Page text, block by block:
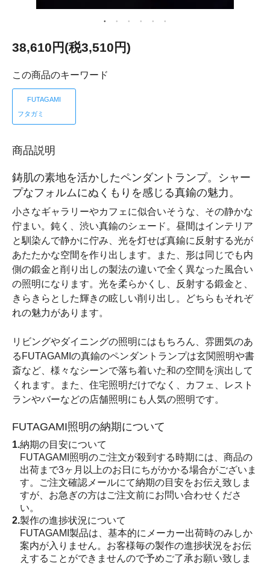
38,610円(税3,510円)
この商品のキーワード
FUTAGAMI
フタガミ
商品説明
鋳肌の素地を活かしたペンダントランプ。シャー
プなフォルムにぬくもりを感じる真鍮の魅力。
小さなギャラリーやカフェに似合いそうな、その静かな
佇まい。鈍く、渋い真鍮のシェード。昼間はインテリア
と馴染んで静かに佇み、光を灯せば真鍮に反射する光が
あたたかな空間を作り出します。また、形は同じでも内
側の鍛金と削り出しの製法の違いで全く異なった風合い
の照明になります。光を柔らかくし、反射する鍛金と、
きらきらとした輝きの眩しい削り出し。どちらもそれぞ
れの魅力があります。
リビングやダイニングの照明にはもちろん、雰囲気のあ
るFUTAGAMIの真鍮のペンダントランプは玄関照明や書
斎など、様々なシーンで落ち着いた和の空間を演出して
くれます。また、住宅照明だけでなく、カフェ、レスト
ランやバーなどの店舗照明にも人気の照明です。
FUTAGAMI照明の納期について
1.納期の目安について
FUTAGAMI照明のご注文が殺到する時期には、商品の
出荷まで3ヶ月以上のお日にちがかかる場合がございま
す。ご注文確認メールにて納期の目安をお伝え致しま
すが、お急ぎの方はご注文前にお問い合わせくださ
い。
2.製作の進捗状況について
FUTAGAMI製品は、基本的にメーカー出荷時のみしか
案内が入りません。お客様毎の製作の進捗状況をお伝
えすることができませんので予めご了承お願い致しま